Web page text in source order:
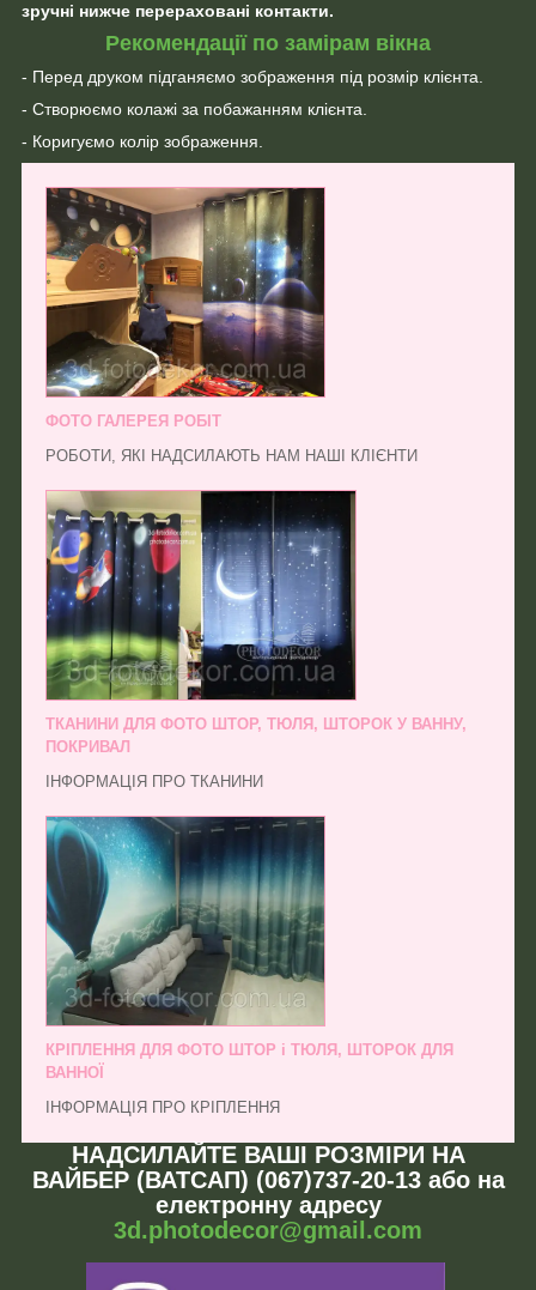
зручні нижче перераховані контакти.
Рекомендації по замірам вікна
- Перед друком підганяємо зображення під розмір клієнта.
- Створюємо колажі за побажанням клієнта.
- Коригуємо колір зображення.
ФОТО ГАЛЕРЕЯ РОБІТ
РОБОТИ, ЯКІ НАДСИЛАЮТЬ НАМ НАШІ КЛІЄНТИ
ТКАНИНИ ДЛЯ ФОТО ШТОР, ТЮЛЯ, ШТОРОК У ВАННУ,
ПОКРИВАЛ
ІНФОРМАЦІЯ ПРО ТКАНИНИ
КРІПЛЕННЯ ДЛЯ ФОТО ШТОР і ТЮЛЯ, ШТОРОК ДЛЯ
ВАННОЇ
ІНФОРМАЦІЯ ПРО КРІПЛЕННЯ
НАДСИЛАЙТЕ ВАШІ РОЗМІРИ НА
ВАЙБЕР (ВАТСАП) (067)737-20-13 або на
електронну адресу
3d.photodecor@gmail.com